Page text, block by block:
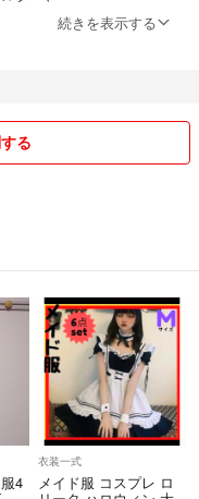
ケモンカードなどなど、出
送
、
(*≧∀≦*)
続きを表示する
る
4
衣装一式
メイド服 コスプレ ロ